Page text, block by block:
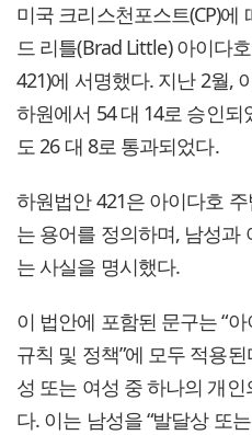
미국 크리스천포스트(CP)에
드 리틀(Brad Little) 아이다
421)에 서명했다. 지난 2월,
하원에서 54 대 14로 승인
도 26 대 8로 통과되었다.
하원법안 421은 아이다호 주
는 용어를 정의하며, 남성과
는 사실을 명시했다.
이 법안에 포함된 문구는 “
규칙 및 정책”에 모두 적용된
성 또는 여성 중 하나의 개
다. 이는 남성을 “발달상 또